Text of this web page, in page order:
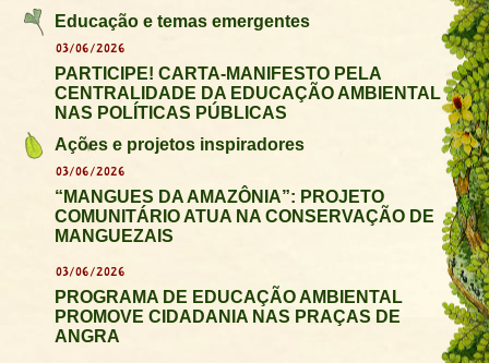
Educação e temas emergentes
03/06/2026
PARTICIPE! CARTA-MANIFESTO PELA
CENTRALIDADE DA EDUCAÇÃO AMBIENTAL
NAS POLÍTICAS PÚBLICAS
Ações e projetos inspiradores
03/06/2026
“MANGUES DA AMAZÔNIA”: PROJETO
COMUNITÁRIO ATUA NA CONSERVAÇÃO DE
MANGUEZAIS
03/06/2026
PROGRAMA DE EDUCAÇÃO AMBIENTAL
PROMOVE CIDADANIA NAS PRAÇAS DE
ANGRA